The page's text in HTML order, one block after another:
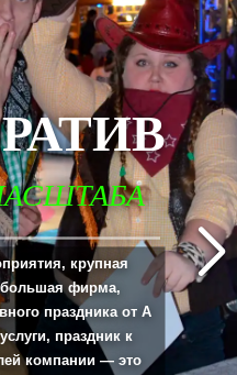
крупная
фирма,
праздника от А
праздник к
компании — это